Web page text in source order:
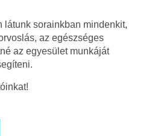
látunk sorainkban mindenkit,
az egészséges
az egyesület munkáját